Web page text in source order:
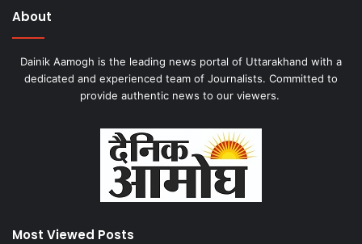
About
Dainik Aamogh is the leading news portal of Uttarakhand with a
dedicated and experienced team of Journalists. Committed to
provide authentic news to our viewers.
Most Viewed Posts